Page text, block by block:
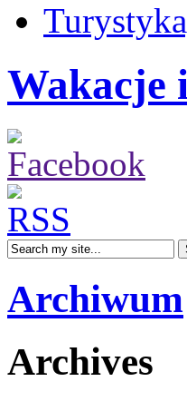
Wakacje
Archiwum
Archives